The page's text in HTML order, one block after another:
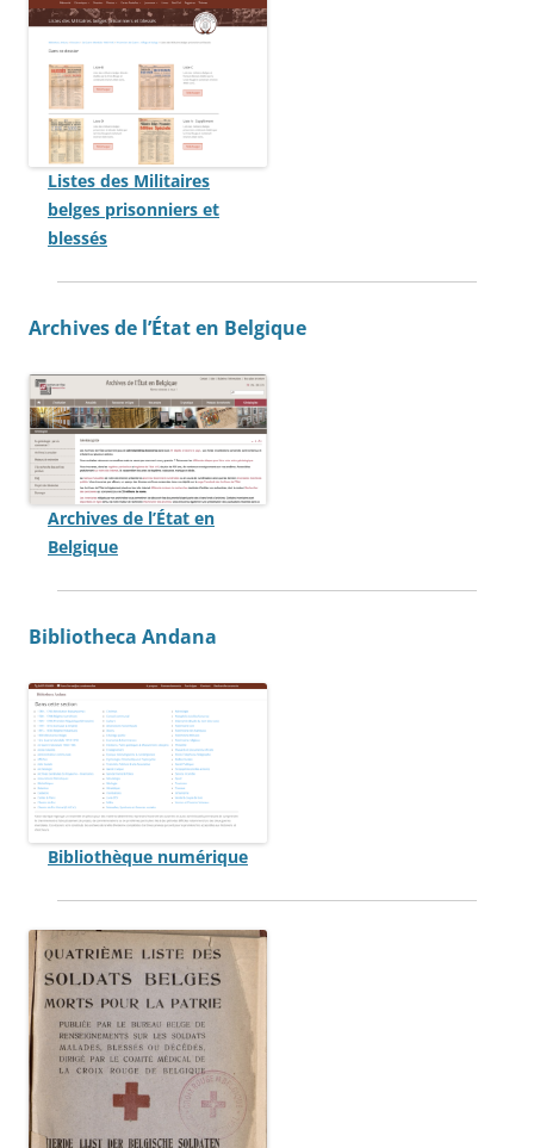
Listes des Militaires
belges prisonniers et
blessés
Archives de l’État en Belgique
Archives de l’État en
Belgique
Bibliotheca Andana
Bibliothèque numérique